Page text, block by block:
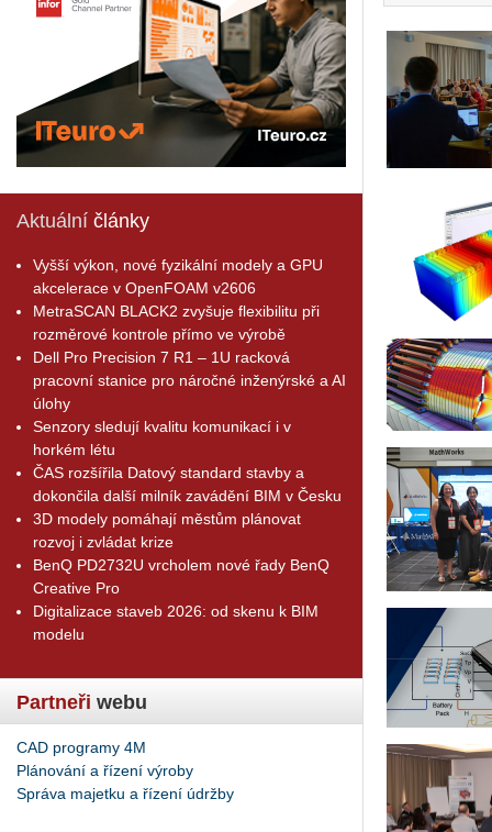
Aktuální články
Vyšší výkon, nové fyzikální modely a GPU
akcelerace v OpenFOAM v2606
MetraSCAN BLACK2 zvyšuje flexibilitu při
rozměrové kontrole přímo ve výrobě
Dell Pro Precision 7 R1 – 1U racková
pracovní stanice pro náročné inženýrské a AI
úlohy
Senzory sledují kvalitu komunikací i v
horkém létu
ČAS rozšířila Datový standard stavby a
dokončila další milník zavádění BIM v Česku
3D modely pomáhají městům plánovat
rozvoj i zvládat krize
BenQ PD2732U vrcholem nové řady BenQ
Creative Pro
Digitalizace staveb 2026: od skenu k BIM
modelu
Partneři webu
CAD programy 4M
Plánování a řízení výroby
Správa majetku a řízení údržby